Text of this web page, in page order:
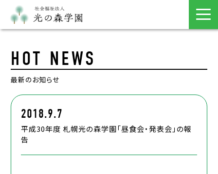
HOT NEWS
最新のお知らせ
2018.9.7
平成30年度 札幌光の森学園「昼食会・発表会」の報
告